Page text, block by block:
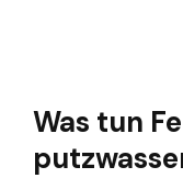
Was tun